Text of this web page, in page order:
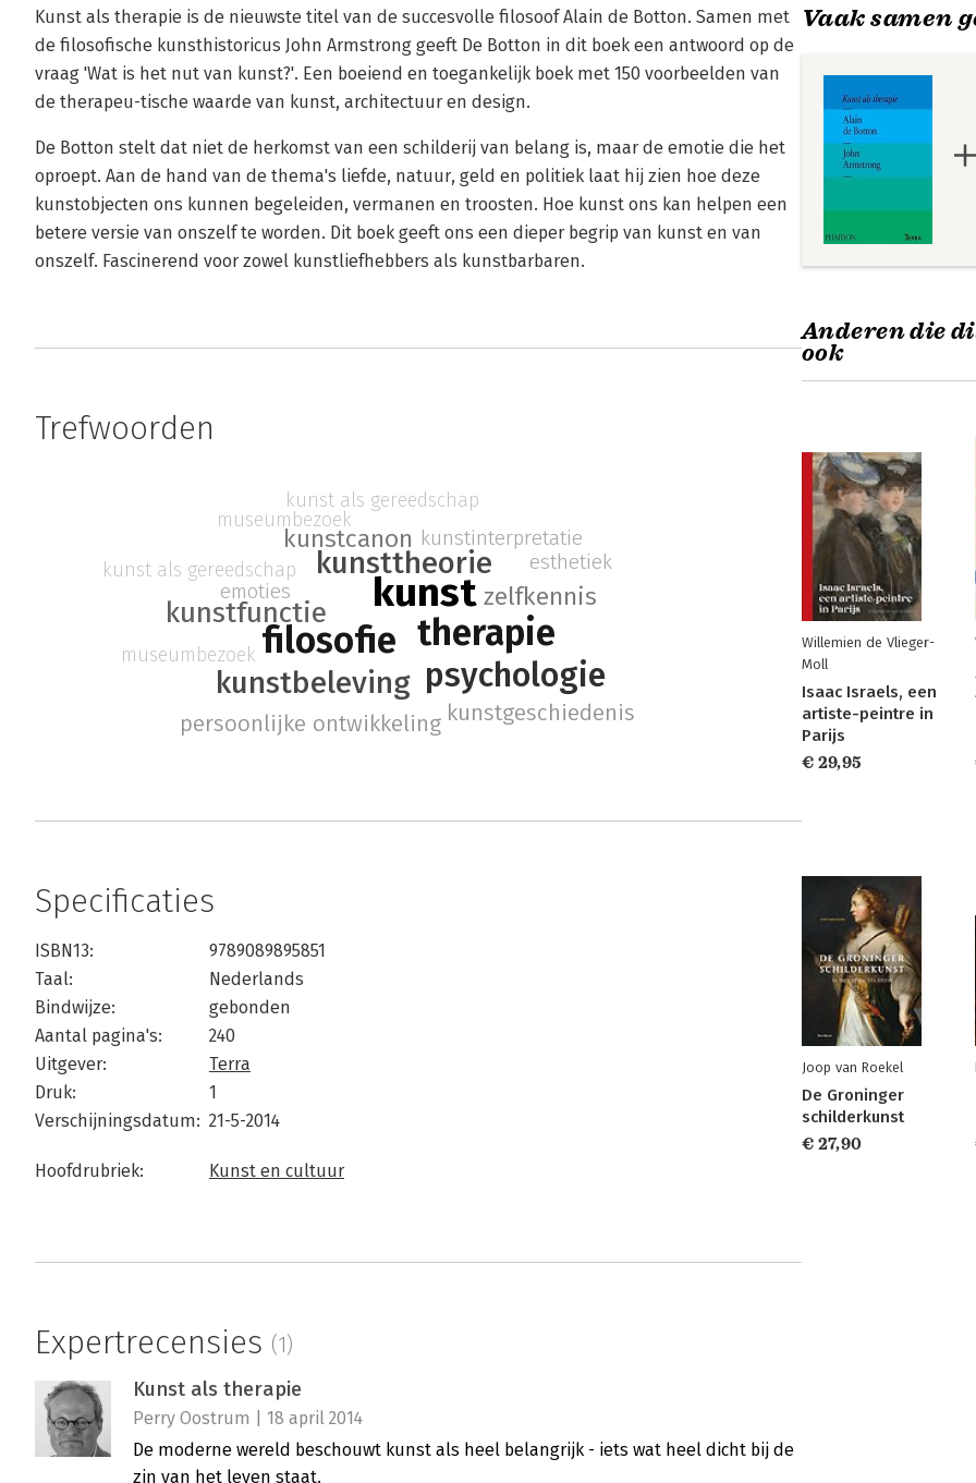
Kunst als therapie is de nieuwste titel van de succesvolle filosoof Alain de Botton. Samen met
de filosofische kunsthistoricus John Armstrong geeft De Botton in dit boek een antwoord op de
vraag 'Wat is het nut van kunst?'. Een boeiend en toegankelijk boek met 150 voorbeelden van
de therapeu-tische waarde van kunst, architectuur en design.
De Botton stelt dat niet de herkomst van een schilderij van belang is, maar de emotie die het
oproept. Aan de hand van de thema's liefde, natuur, geld en politiek laat hij zien hoe deze
kunstobjecten ons kunnen begeleiden, vermanen en troosten. Hoe kunst ons kan helpen een
betere versie van onszelf te worden. Dit boek geeft ons een dieper begrip van kunst en van
onszelf. Fascinerend voor zowel kunstliefhebbers als kunstbarbaren.
Trefwoorden
kunst
therapie
filosofie
psychologie
kunsttheorie
kunstbeleving
kunstfunctie
kunstcanon
zelfkennis
kunstgeschiedenis
persoonlijke ontwikkeling
emoties
kunstinterpretatie
esthetiek
museumbezoek
kunst als gereedschap
museumbezoek
kunst als gereedschap
Specificaties
ISBN13:
9789089895851
Taal:
Nederlands
Bindwijze:
gebonden
Aantal pagina's:
240
Uitgever:
Terra
Druk:
1
Verschijningsdatum: 21-5-2014
Hoofdrubriek: Kunst en cultuur
Expertrecensies (1)
Kunst als therapie
Perry Oostrum | 18 april 2014
De moderne wereld beschouwt kunst als heel belangrijk - iets wat heel dicht bij de
zin van het leven staat.
Vaak samen
Anderen die
ook
Willemien de Vlieger-
Moll
Isaac Israels, een
artiste-peintre in
Parijs
€ 29,95
Joop van Roekel
De Groninger
schilderkunst
€ 27,90